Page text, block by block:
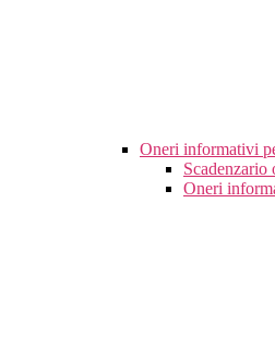
Oneri informativi
Oneri